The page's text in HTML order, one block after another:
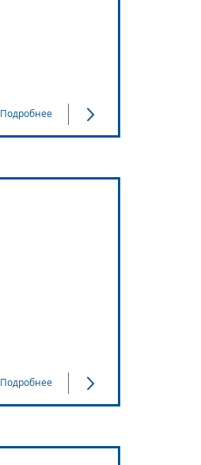
Подробнее
Подробнее